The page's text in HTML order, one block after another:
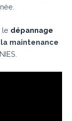
le dépannage
la maintenance